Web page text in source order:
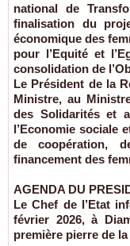
national de
finalisation du
économique des
pour l’Equité et
consolidation de
Le Président de la
Ministre, au
des Solidarités et
l’Economie sociale
de coopération,
financement des
AGENDA DU
Le Chef de l’Etat
février 2026, à
première pierre de